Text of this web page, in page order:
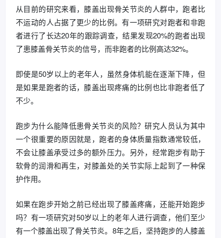
从目前的研究来看，膝盖出现骨关节炎的人群中，跑者比
不运动的人占据了更少的比例。有一项研究对跑者和非跑
者进行了长达20年的跟踪调查，结果发现20%的跑者出现
了患膝盖骨关节炎的信号，而非跑者的比例高达32%。
即使是50岁以上的老年人，虽然身体机能在逐渐下降，但
是如果是跑者的话，膝盖出现疼痛的比例也比非跑者低了
不少。
跑步为什么能降低患骨关节炎的风险？研究人员认为其中
一个很重要的原因就是，跑者的身体质量指数通常较低，
不会让膝盖承受过多的额外压力。另外，经常跑步有助于
软骨的润滑和再生，对膝盖处的关节实际上起到了一种保
护作用。
如果在跑步开始之前已经出现了膝盖疼痛，还能开始跑步
吗？有一项研究对50岁以上的老年人进行调查，他们至少
有一个膝盖出现了骨关节炎。8年之后，坚持跑步的人膝盖